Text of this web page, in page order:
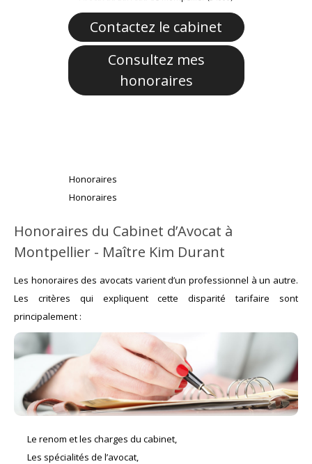
Contactez le cabinet
Consultez mes
honoraires
Honoraires
Honoraires
Honoraires du Cabinet d’Avocat à
Montpellier - Maître Kim Durant
Les honoraires des avocats varient d’un professionnel à un autre.
Les critères qui expliquent cette disparité tarifaire sont
principalement :
Le renom et les charges du cabinet,
Les spécialités de l’avocat,